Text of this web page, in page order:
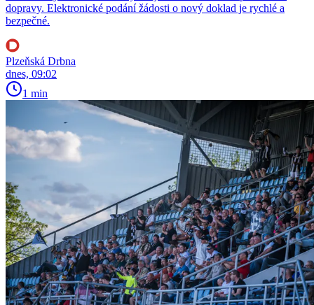
dopravy. Elektronické podání žádosti o nový doklad je rychlé a
bezpečné.
Plzeňská Drbna
dnes, 09:02
1 min